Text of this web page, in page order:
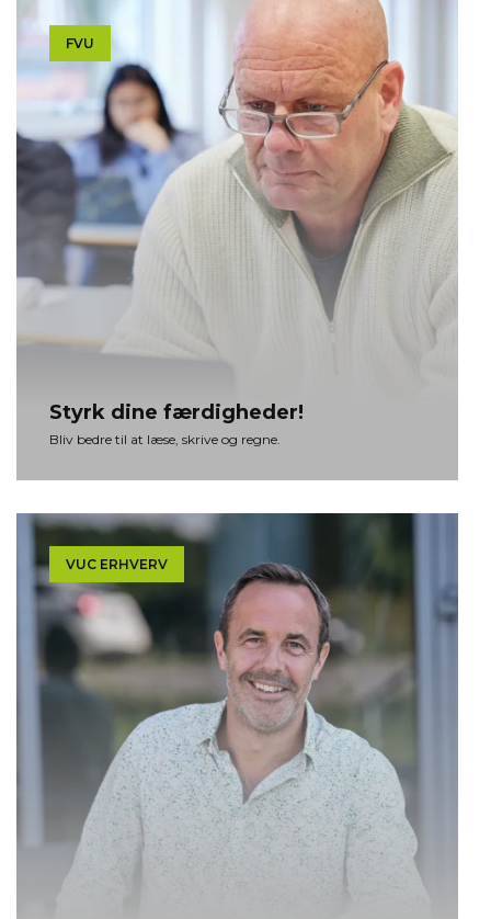
FVU
Styrk dine fær­dig­he­der!
Bliv bedre til at læse, skrive og regne.
VUC ERHVERV